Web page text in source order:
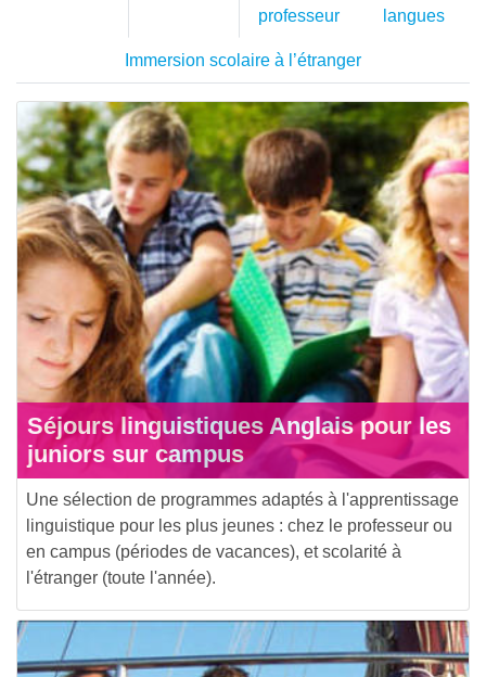
professeur
langues
Immersion scolaire à l’étranger
Séjours linguistiques Anglais pour les
juniors sur campus
Une sélection de programmes adaptés à l'apprentissage
linguistique pour les plus jeunes : chez le professeur ou
en campus (périodes de vacances), et scolarité à
l'étranger (toute l'année).